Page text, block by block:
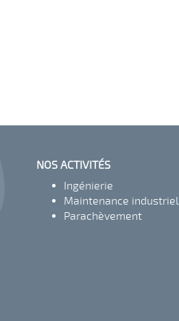
NOS ACTIVITÉS
Ingénierie
Maintenance
Parachèvement